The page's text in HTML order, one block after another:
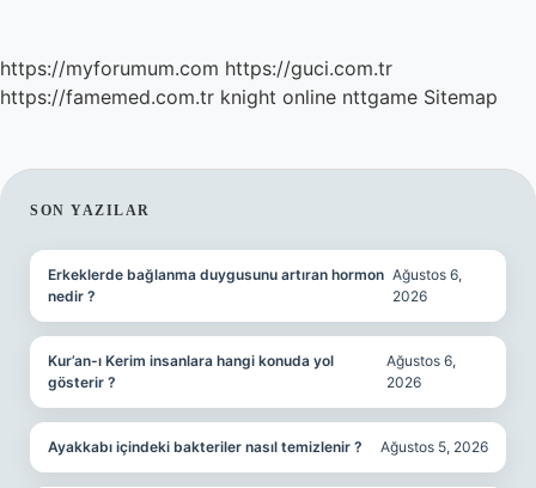
https://myforumum.com https://guci.com.tr
https://famemed.com.tr knight online nttgame Sitemap
SIDEBAR
SON YAZILAR
Erkeklerde bağlanma duygusunu artıran hormon
nedir ?
Ağustos 6,
2026
Kur’an-ı Kerim insanlara hangi konuda yol
gösterir ?
Ağustos 6,
2026
Ayakkabı içindeki bakteriler nasıl temizlenir ? Ağustos 5, 2026